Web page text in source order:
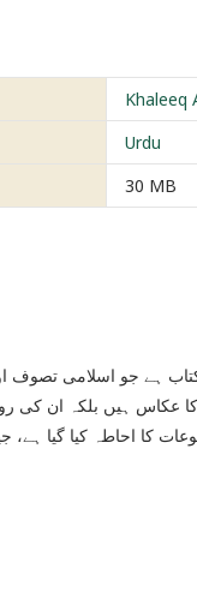
Khaleeq
Urdu
30 MB
ہے جو اسلامی تصوف
عکاس ہیں بلکہ ان کی
کا احاطہ کیا گیا